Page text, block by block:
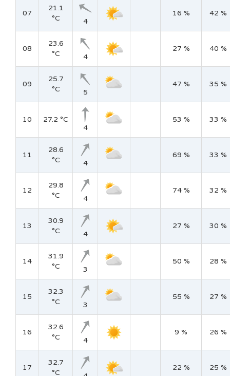
07
21.1
°C
4
16 % 42 %
08
23.6
°C
4
27 % 40 %
09
25.7
°C
5
47 % 35 %
10
27.2 °C
4
53 % 33 %
11
28.6
°C
4
69 % 33 %
12
29.8
°C
4
74 % 32 %
13
30.9
°C
4
27 % 30 %
14
31.9
°C
3
50 % 28 %
15
32.3
°C
3
55 % 27 %
16
32.6
°C
4
9 % 26 %
17
32.7
°C
22 % 25 %